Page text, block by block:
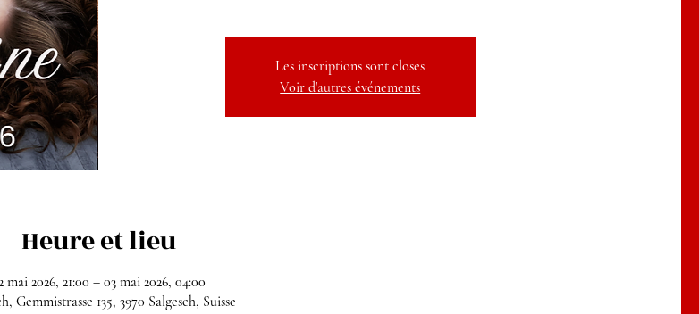
Les inscriptions sont closes
Voir d'autres événements
Heure et lieu
mai 2026, 21:00 – 03 mai 2026, 04:00
Gemmistrasse 135, 3970 Salgesch, Suisse